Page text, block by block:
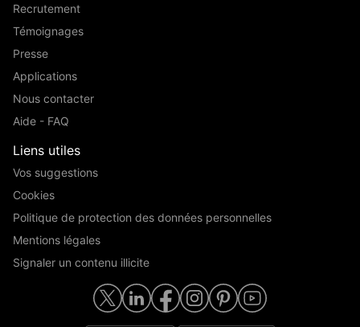
Recrutement
Témoignages
Presse
Applications
Nous contacter
Aide - FAQ
Liens utiles
Vos suggestions
Cookies
Politique de protection des données personnelles
Mentions légales
Signaler un contenu illicite